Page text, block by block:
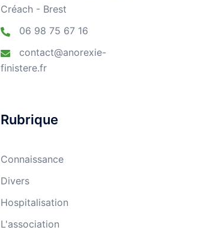
Créach - Brest
06 98 75 67 16
contact@anorexie-
finistere.fr
Rubrique
Connaissance
Divers
Hospitalisation
L'association